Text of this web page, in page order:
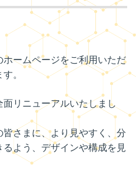
ームページをご利用いただ
。
リニューアルいたしまし
さまに、より見やすく、分
よう、デザインや構成を見